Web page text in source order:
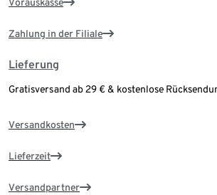
Zahlung in der Filiale
Lieferung
Gratisversand ab 29 € & kostenlose
Versandkosten
Lieferzeit
Versandpartner